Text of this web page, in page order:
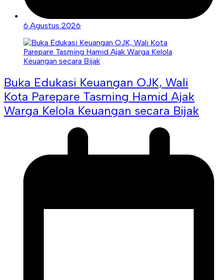
6 Agustus 2026
Buka Edukasi Keuangan OJK, Wali
Kota Parepare Tasming Hamid Ajak
Warga Kelola Keuangan secara Bijak